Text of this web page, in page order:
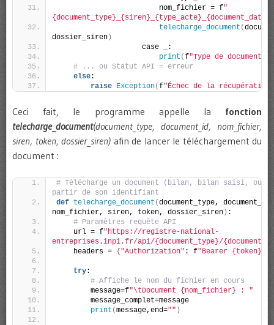
                        nom_fichier = f
"
telecharge_document (
dossier_siren )
                    case _:
print (f"Type de document
# ... ou Statut API = erreur
else:
raise Exception(f"Échec de la récupération
Ceci fait, le programme appelle la fonction
telecharge_document(document_type, document_id, nom_fichier,
siren, token, dossier_siren) afin de lancer le téléchargement du
document :
# Télécharge un document (bilan, bilan saisi, ou
partir de son identifiant
def telecharge_document (document_type, document_id,
nom_fichier, siren, token, dossier_siren ) :
# Paramètres requête API
    url = f
"https://registre-national-
entreprises.inpi.fr/api/{document_type}/
    headers =
{ "Authorization" : f"Bearer {token}"
try:
# Affiche le nom du fichier en cours
        message=f
"\tDocument {nom_fichier} : "
        message_complet=message
print (message,end="" )